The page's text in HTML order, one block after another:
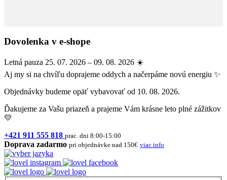
Dovolenka v e-shope
Letná pauza 25. 07. 2026 – 09. 08. 2026 ☀️
Aj my si na chvíľu doprajeme oddych a načerpáme novú energiu ✨
Objednávky budeme opäť vybavovať od 10. 08. 2026.
Ďakujeme za Vašu priazeň a prajeme Vám krásne leto plné zážitkov
💛
+421 911 555 818 prac. dni 8:00-15:00
Doprava zadarmo pri objednávke nad 150€ viac info